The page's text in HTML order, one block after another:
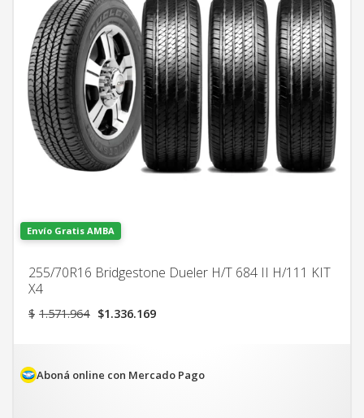
Envío Gratis AMBA
255/70R16 Bridgestone Dueler H/T 684 II H/111 KIT
X4
$ 1.571.964 El
$1.571.964.
$1.336.169El
$1.336.169.
Aboná online con Mercado Pago